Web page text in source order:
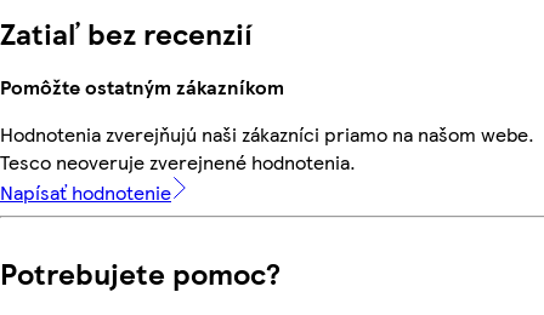
Zatiaľ bez recenzií
Pomôžte ostatným zákazníkom
Hodnotenia zverejňujú naši zákazníci priamo na našom webe.
Tesco neoveruje zverejnené hodnotenia.
Napísať hodnotenie
Potrebujete pomoc?